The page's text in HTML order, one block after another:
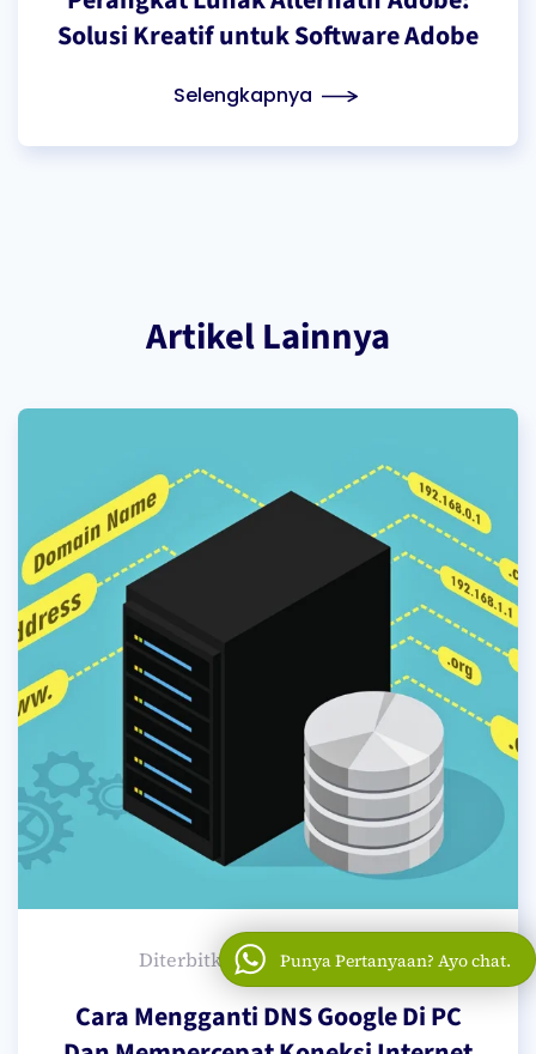
Solusi Kreatif untuk Software Adobe
Selengkapnya
Artikel Lainnya
Diterbitkan: 08 Oktober 2023
Cara Mengganti DNS Google Di PC
Punya Pertanyaan? Ayo chat.